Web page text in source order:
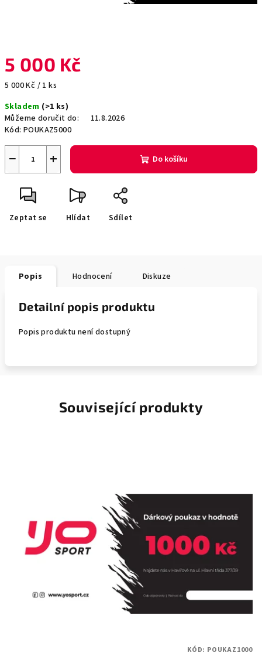
5 000 Kč
Měrná
5 000 Kč / 1 ks
Skladem (>1 ks)
Můžeme doručit do:
11.8.2026
Kód: POUKAZ5000
+
− Do košíku
Zeptat se Hlídat Sdílet
Popis Hodnocení Diskuze
Detailní popis produktu
Popis produktu není dostupný
Související produkty
KÓD: POUKAZ1000